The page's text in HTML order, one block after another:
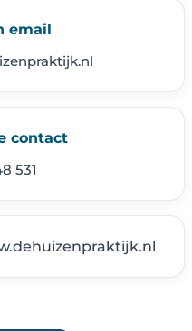
email
contact
531